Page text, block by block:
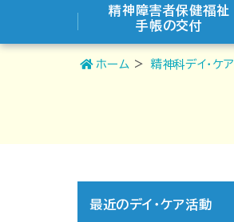
精神障害者保健福祉
手帳の交付
ホーム 精神科デイ・ケア
最近のデイ・ケア活動